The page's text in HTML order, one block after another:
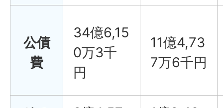
公債
費
34億6,15
0万3千
円
11億4,73
7万6千円